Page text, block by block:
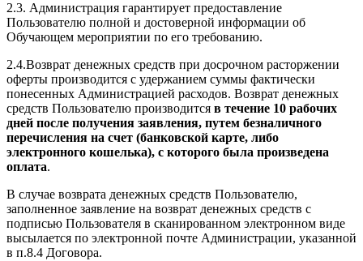
2.3. Администрация гарантирует предоставление
Пользователю полной и достоверной информации об
Обучающем мероприятии по его требованию.
2.4.Возврат денежных средств при досрочном расторжении
оферты производится с удержанием суммы фактически
понесенных Администрацией расходов. Возврат денежных
средств Пользователю производится в течение 10 рабочих
дней после получения заявления, путем безналичного
перечисления на счет (банковской карте, либо
электронного кошелька), с которого была произведена
оплата.
В случае возврата денежных средств Пользователю,
заполненное заявление на возврат денежных средств с
подписью Пользователя в сканированном электронном виде
высылается по электронной почте Администрации, указанной
в п.8.4 Договора.